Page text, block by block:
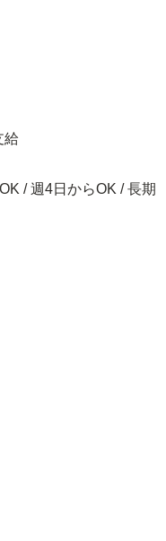
給
/ 週4日からOK / 長期